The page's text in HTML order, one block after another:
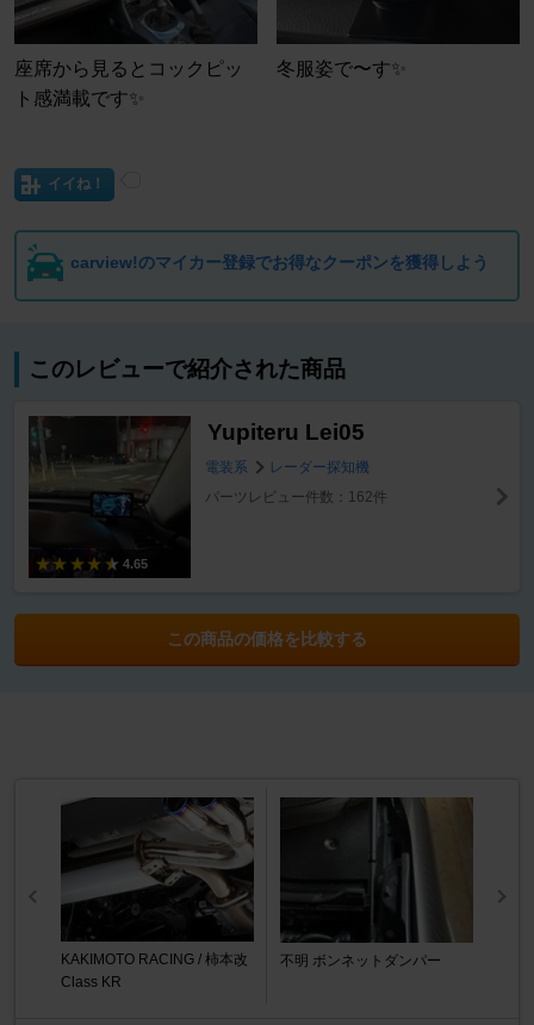
座席から見るとコックピッ
ト感満載です✨
冬服姿で〜す✨
イイね！
carview!のマイカー登録でお得なクーポンを獲得しよう
このレビューで紹介された商品
4.65
Yupiteru Lei05
電装系
レーダー探知機
パーツレビュー件数：162件
この商品の価格を比較する
KAKIMOTO RACING / 柿本改
Class KR
不明 ボンネットダンパー